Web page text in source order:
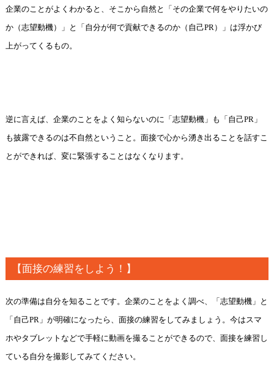
企業のことがよくわかると、そこから自然と「その企業で何をやりたいの
か（志望動機）」と「自分が何で貢献できるのか（自己PR）」は浮かび
上がってくるもの。
逆に言えば、企業のことをよく知らないのに「志望動機」も「自己PR」
も披露できるのは不自然ということ。面接で心から湧き出ることを話すこ
とができれば、変に緊張することはなくなります。
【面接の練習をしよう！】
次の準備は自分を知ることです。企業のことをよく調べ、「志望動機」と
「自己PR」が明確になったら、面接の練習をしてみましょう。今はスマ
ホやタブレットなどで手軽に動画を撮ることができるので、面接を練習し
ている自分を撮影してみてください。